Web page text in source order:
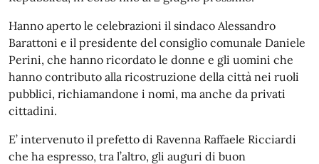
Hanno aperto le celebrazioni il sindaco Alessandro
Barattoni e il presidente del consiglio comunale Daniele
Perini, che hanno ricordato le donne e gli uomini che
hanno contributo alla ricostruzione della città nei ruoli
pubblici, richiamandone i nomi, ma anche da privati
cittadini.
E’ intervenuto il prefetto di Ravenna Raffaele Ricciardi
che ha espresso, tra l’altro, gli auguri di buon